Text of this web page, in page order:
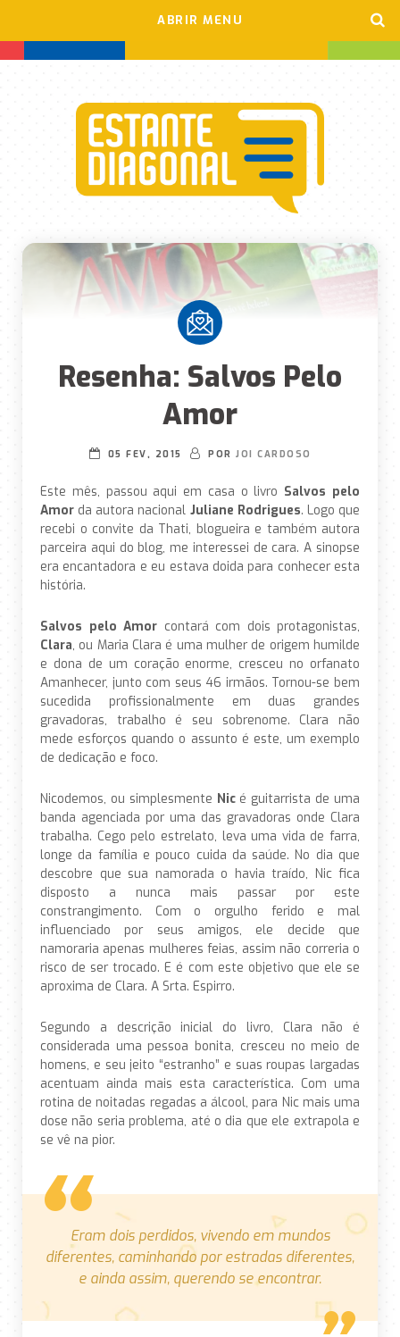
ABRIR MENU
Resenha: Salvos Pelo
Amor
05 FEV, 2015 POR JOI CARDOSO
Este mês, passou aqui em casa o livro Salvos pelo
Amor da autora nacional Juliane Rodrigues. Logo que
recebi o convite da Thati, blogueira e também autora
parceira aqui do blog, me interessei de cara. A sinopse
era encantadora e eu estava doida para conhecer esta
história.
Salvos pelo Amor contará com dois protagonistas,
Clara, ou Maria Clara é uma mulher de origem humilde
e dona de um coração enorme, cresceu no orfanato
Amanhecer, junto com seus 46 irmãos. Tornou-se bem
sucedida profissionalmente em duas grandes
gravadoras, trabalho é seu sobrenome. Clara não
mede esforços quando o assunto é este, um exemplo
de dedicação e foco.
Nicodemos, ou simplesmente Nicé guitarrista de uma
banda agenciada por uma das gravadoras onde Clara
trabalha. Cego pelo estrelato, leva uma vida de farra,
longe da família e pouco cuida da saúde. No dia que
descobre que sua namorada o havia traído, Nic fica
disposto a nunca mais passar por este
constrangimento. Com o orgulho ferido e mal
influenciado por seus amigos, ele decide que
namoraria apenas mulheres feias, assim não correria o
risco de ser trocado. E é com este objetivo que ele se
aproxima de Clara. A Srta. Espirro.
Segundo a descrição inicial do livro, Clara não é
considerada uma pessoa bonita, cresceu no meio de
homens, e seu jeito “estranho” e suas roupas largadas
acentuam ainda mais esta característica. Com uma
rotina de noitadas regadas a álcool, para Nic mais uma
dose não seria problema, até o dia que ele extrapola e
se vê na pior.
Eram dois perdidos, vivendo em mundos
diferentes, caminhando por estradas diferentes,
e ainda assim, querendo se encontrar.